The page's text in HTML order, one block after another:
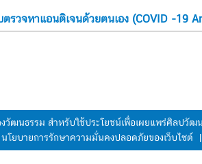
วจหาแอนติเจนด้วยตนเอง (COVID -19
วัฒนธรรม สำหรับใช้ประโยชน์เพื่อเผยแพร่ศิลปวัฒ
นโยบายการรักษาความมั่นคงปลอดภัยของเว็บไซต์ |